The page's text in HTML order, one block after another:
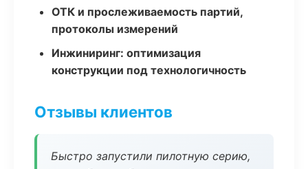
ОТК и прослеживаемость партий,
протоколы измерений
Инжиниринг: оптимизация
конструкции под технологичность
Отзывы клиентов
Быстро запустили пилотную серию,